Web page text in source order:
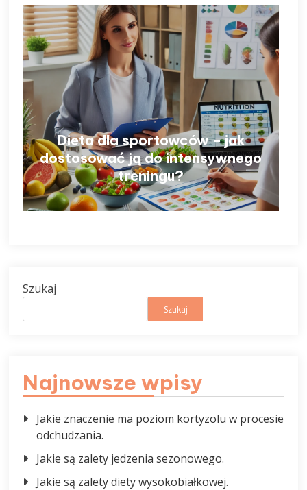
Dieta dla sportowców – jak
dostosować ją do intensywnego
treningu?
Szukaj
Szukaj
Najnowsze wpisy
Jakie znaczenie ma poziom kortyzolu w procesie
odchudzania.
Jakie są zalety jedzenia sezonowego.
Jakie są zalety diety wysokobiałkowej.